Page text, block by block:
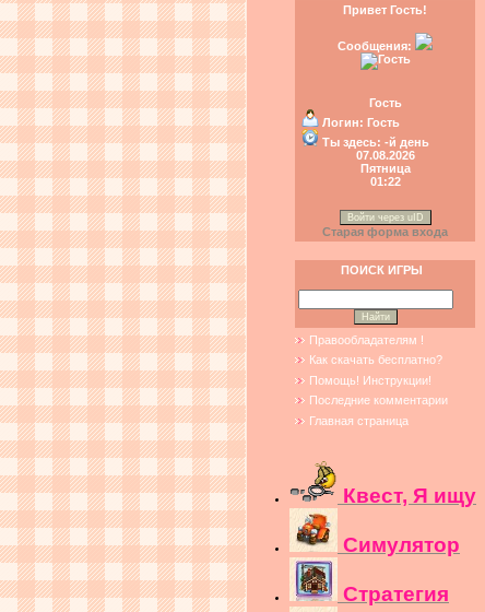
Привет Гость!
Сообщения:
Гость
Логин: Гость
Ты здесь: -й день
07.08.2026
Пятница
01:22
Войти через uID
Старая форма входа
ПОИСК ИГРЫ
Правообладателям !
Как скачать бесплатно?
Помощь! Инструкции!
Последние комментарии
Главная страница
Квест, Я ищу
Симулятор
Стратегия